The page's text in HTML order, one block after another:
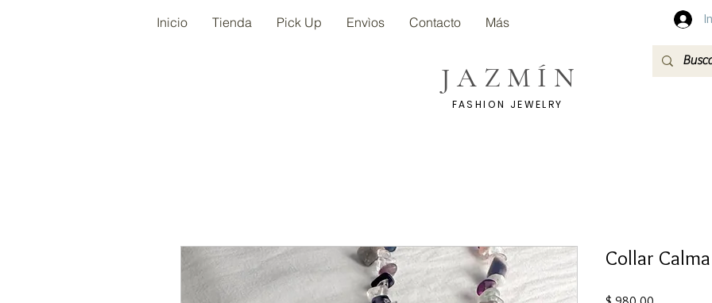
Inicio Tienda Pick Up Envìos Contacto Más
JAZMÍN
FASHION JEWELRY
Collar Calma